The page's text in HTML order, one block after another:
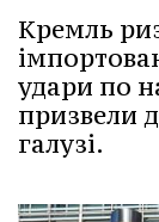
Кремль
удари по
призвели
галузі.